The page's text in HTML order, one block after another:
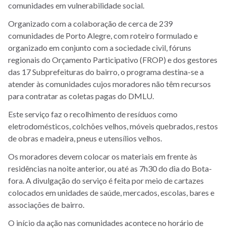
comunidades em vulnerabilidade social.
Organizado com a colaboração de cerca de 239
comunidades de Porto Alegre, com roteiro formulado e
organizado em conjunto com a sociedade civil, fóruns
regionais do Orçamento Participativo (FROP) e dos gestores
das 17 Subprefeituras do bairro, o programa destina-se a
atender às comunidades cujos moradores não têm recursos
para contratar as coletas pagas do DMLU.
Este serviço faz o recolhimento de resíduos como
eletrodomésticos, colchões velhos, móveis quebrados, restos
de obras e madeira, pneus e utensílios velhos.
Os moradores devem colocar os materiais em frente às
residências na noite anterior, ou até as 7h30 do dia do Bota-
fora. A divulgação do serviço é feita por meio de cartazes
colocados em unidades de saúde, mercados, escolas, bares e
associações de bairro.
O início da ação nas comunidades acontece no horário de